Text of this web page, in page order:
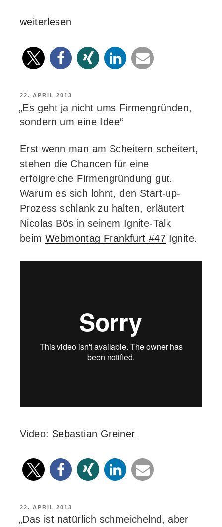
„Ein
Selbstversuch
mit
Bildern
und
dem
Schwarmintelligenz“
weiterlesen
VERÖFFENTLICHT
AM
22. APRIL 2013
„Es geht ja nicht ums Firmengründen,
sondern um eine Idee“
Erst wenn man am Scheitern scheitert,
stehen die Chancen für eine
erfolgreiche Firmengründung gut.
Warum es sich lohnt, den Start-up-
Prozess schlank zu halten, erläutert
Nicolas Bös in seinem Ignite-Talk
beim Webmontag Frankfurt #47 Ignite.
Video: Sebastian Greiner
VERÖFFENTLICHT
AM
22. APRIL 2013
„Das ist natürlich schmeichelnd, aber